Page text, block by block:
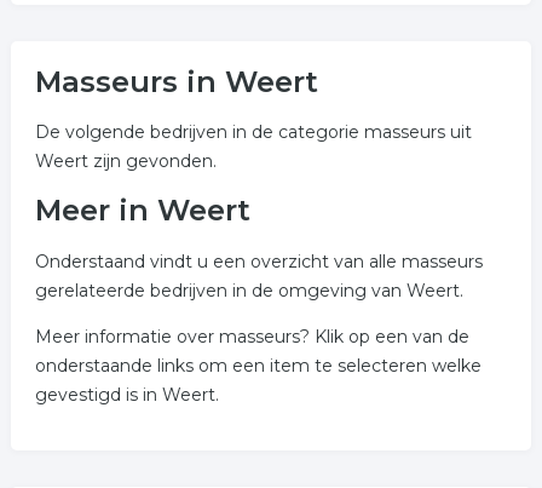
Masseurs in Weert
De volgende bedrijven in de categorie masseurs uit
Weert zijn gevonden.
Meer in Weert
Onderstaand vindt u een overzicht van alle masseurs
gerelateerde bedrijven in de omgeving van Weert.
Meer informatie over masseurs? Klik op een van de
onderstaande links om een item te selecteren welke
gevestigd is in Weert.